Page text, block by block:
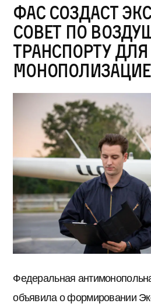
ФАС создаст
совет по
транспорту
Федеральная
объявила о формировании